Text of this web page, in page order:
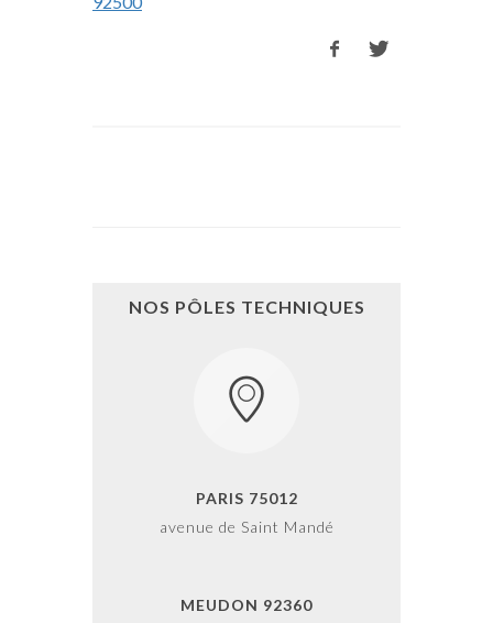
NOS PÔLES TECHNIQUES
PARIS 75012
avenue de Saint Mandé
MEUDON 92360